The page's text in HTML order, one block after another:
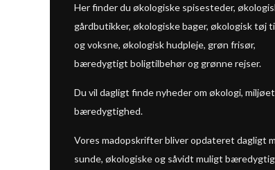
Her finder du økologiske spisesteder,
gårdbutikker, økologiske bager, økologisk tøj
og voksne, økologisk hudpleje, grøn frisør,
bæredygtigt boligtilbehør og grønne rejser.
Du vil dagligt finde nyheder om økologi,
bæredygtighed.
Vores madopskrifter bliver opdateret dagligt
sunde, økologiske og såvidt muligt